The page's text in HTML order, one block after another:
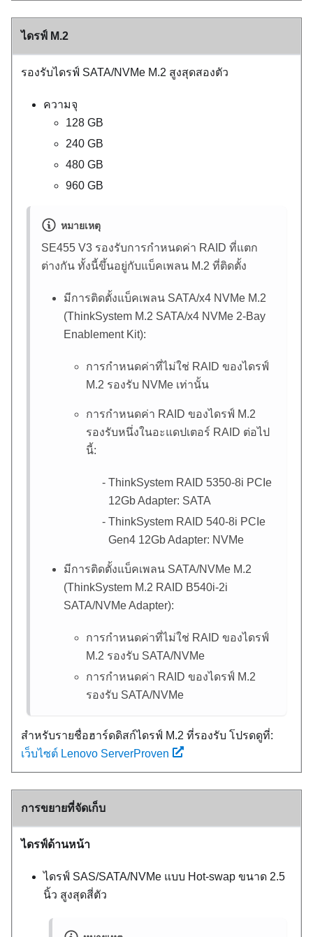
ไดรฟ์ M.2
รองรับไดรฟ์ SATA/NVMe M.2 สูงสุดสองตัว
ความจุ
128 GB
240 GB
480 GB
960 GB
หมายเหตุ
SE455 V3 รองรับการกำหนดค่า RAID ที่แตก
ต่างกัน ทั้งนี้ขึ้นอยู่กับแบ็คเพลน M.2 ที่ติดตั้ง
มีการติดตั้งแบ็คเพลน SATA/x4 NVMe M.2
(ThinkSystem M.2 SATA/x4 NVMe 2-Bay
Enablement Kit):
การกำหนดค่าที่ไม่ใช่ RAID ของไดรฟ์
M.2 รองรับ NVMe เท่านั้น
การกำหนดค่า RAID ของไดรฟ์ M.2
รองรับหนึ่งในอะแดปเตอร์ RAID ต่อไป
นี้:
ThinkSystem RAID 5350-8i PCIe
12Gb Adapter: SATA
ThinkSystem RAID 540-8i PCIe
Gen4 12Gb Adapter: NVMe
มีการติดตั้งแบ็คเพลน SATA/NVMe M.2
(ThinkSystem M.2 RAID B540i-2i
SATA/NVMe Adapter):
การกำหนดค่าที่ไม่ใช่ RAID ของไดรฟ์
M.2 รองรับ SATA/NVMe
การกำหนดค่า RAID ของไดรฟ์ M.2
รองรับ SATA/NVMe
สำหรับรายชื่อฮาร์ดดิสก์ไดรฟ์ M.2 ที่รองรับ โปรดดูที่:
เว็บไซต์ Lenovo ServerProven
การขยายที่จัดเก็บ
ไดรฟ์ด้านหน้า
ไดรฟ์ SAS/SATA/NVMe แบบ Hot-swap ขนาด 2.5
นิ้ว สูงสุดสี่ตัว